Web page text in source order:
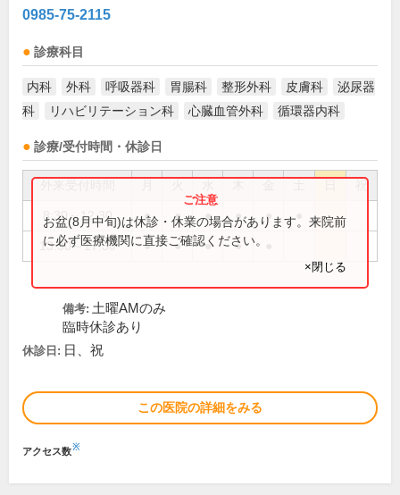
0985-75-2115
診療科目
内科 外科 呼吸器科 胃腸科 整形外科 皮膚科
泌尿器
科
リハビリテーション科 心臓血管外科 循環器内科
診療/受付時間・休診日
祝
8:30～12:30 ● ● ● ● ●
13:30～17:30 ● ● ● ●
お盆(8月中旬)は休診・休業の場合があります。来院前
に必ず医療機関に直接ご確認ください。
×閉じる
備考: 土曜AMのみ
臨時休診あり
休診日: 日、祝
この医院の詳細をみる
アクセス数※